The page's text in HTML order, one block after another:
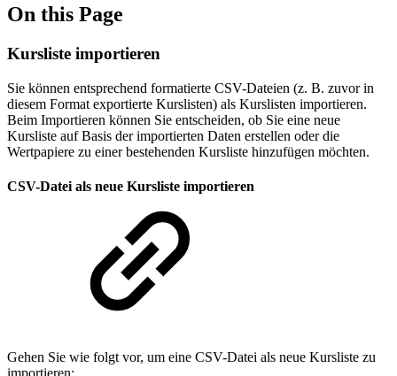
On this Page
Kursliste importieren
Sie können entsprechend formatierte CSV-Dateien (z. B. zuvor in
diesem Format exportierte Kurslisten) als Kurslisten importieren.
Beim Importieren können Sie entscheiden, ob Sie eine neue
Kursliste auf Basis der importierten Daten erstellen oder die
Wertpapiere zu einer bestehenden Kursliste hinzufügen möchten.
CSV-Datei als neue Kursliste importieren
Gehen Sie wie folgt vor, um eine CSV-Datei als neue Kursliste zu
importieren: